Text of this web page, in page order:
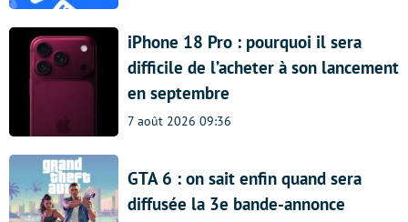
iPhone 18 Pro : pourquoi il sera
difficile de l’acheter à son lancement
en septembre
7 août 2026 09:36
GTA 6 : on sait enfin quand sera
diffusée la 3e bande-annonce